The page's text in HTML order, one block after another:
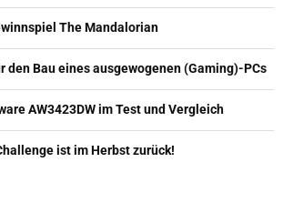
The Mandalorian
den Bau eines ausgewogenen (Gaming)-PCs
AW3423DW im Test und Vergleich
ist im Herbst zurück!